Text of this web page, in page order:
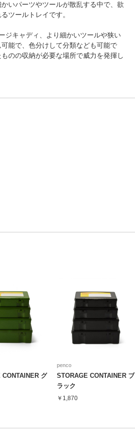
いパーツやツールが散乱する中で、欲
ツールトレイです。
ジキャディ、より細かいツールや狭い
能で、色分けして分類なども可能で
のの収納が必要な場所で威力を発揮し
CONTAINER グ
penco
STORAGE CONTAINER ブ
ラック
￥1,870